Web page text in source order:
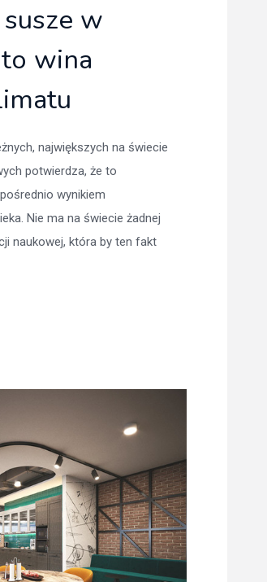
w
wina
największych na świecie
potwierdza, że to
wynikiem
Nie ma na świecie żadnej
naukowej, która by ten fakt